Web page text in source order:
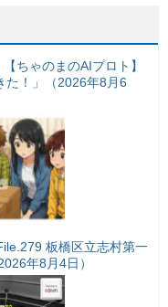
ちゃのまのAIプロト】
た！」（2026年8月6
板橋区立志村第一
年8月4日）